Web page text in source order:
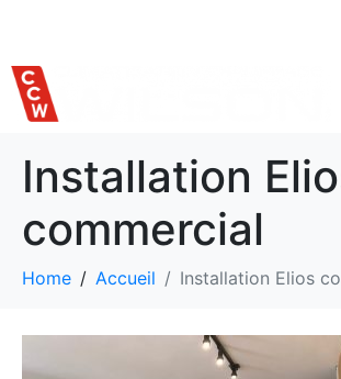
Installation
commercial
Home Accueil Installation Elios